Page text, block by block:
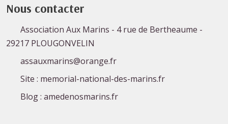
Nous contacter
Association Aux Marins - 4 rue de Bertheaume -
29217 PLOUGONVELIN
assauxmarins@orange.fr
Site : memorial-national-des-marins.fr
Blog : amedenosmarins.fr